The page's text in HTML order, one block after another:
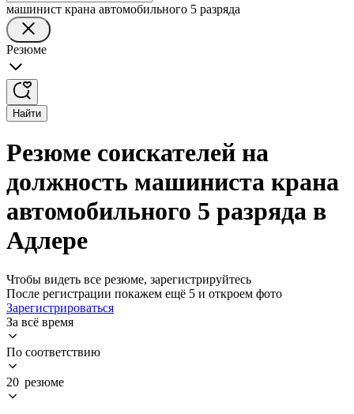
машинист крана автомобильного 5 разряда
Резюме
Найти
Резюме соискателей на
должность машиниста крана
автомобильного 5 разряда в
Адлере
Чтобы видеть все резюме, зарегистрируйтесь
После регистрации покажем ещё 5 и откроем фото
Зарегистрироваться
За всё время
По соответствию
20 резюме